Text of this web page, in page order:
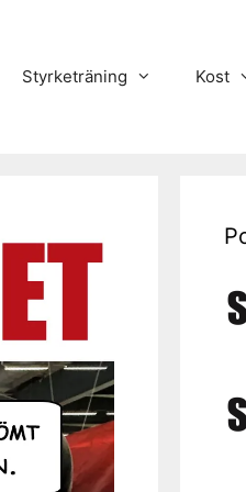
Styrketräning Kost